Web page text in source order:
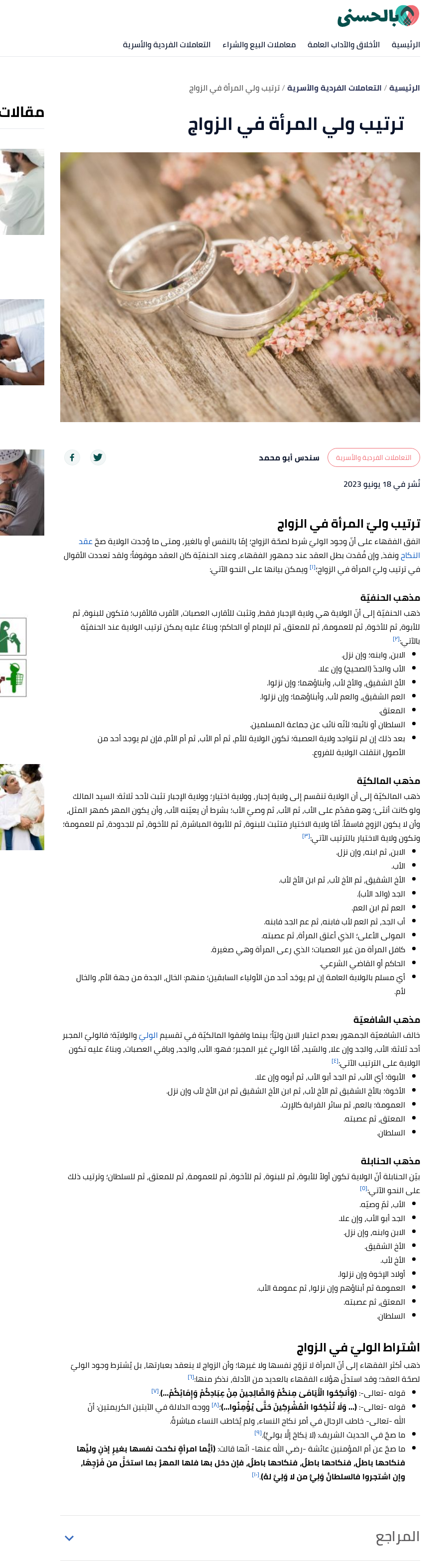
الرئيسية الأخلاق والآداب العامة معاملات البيع والشراء التعاملات الفردية والأسرية
الرئيسية التعاملات الفردية والأسرية ترتيب ولي المرأة في الزواج
ترتيب ولي المرأة في الزواج
التعاملات الفردية والأسرية
سندس أبو محمد
نُشر في 18 يونيو 2023
ترتيب وليّ المرأة في الزواج
اتفق الفقهاء على أنّ وجود الوليّ شرط لصحّة الزواج؛ إمّا بالنفس أو بالغير، ومتى ما وُجدت الولاية صحّعقد
النكاحونفذ، وإن فُقدت بطل العقد عند جمهور الفقهاء، وعند الحنفيّة كان العقد موقوفاً؛ ولقد تعددت الأقوال
في ترتيب وليّ المرأة في الزواج؛[١] ويمكن بيانها على النحو الآتي:
مذهب الحنفيّة
ذهب الحنفيّة إلى أنّ الولاية هي ولاية الإجبار فقط، وتثبت للأقارب العصبات، الأقرب فالأقرب؛ فتكون للبنوة، ثم
للأبوة، ثم للأخوة، ثم للعمومة، ثم للمعتق، ثم للإمام أو الحاكم؛ وبناءً عليه يمكن ترتيب الولاية عند الحنفيّة
بالآتي:[٢]
الابن، وابنه؛ وإن نزل.
الأب والجدّ (الصحيح) وإن علا.
الأخ الشقيق، والأخ لأب، وأبناؤهما؛ وإن نزلوا.
العم الشقيق، والعم لأب، وأبناؤهما؛ وإن نزلوا.
المعتق.
السلطان أو نائبه؛ لأنّه نائب عن جماعة المسلمين.
بعد ذلك إن لم تتواجد ولاية العصبة؛ تكون الولاية للأم، ثم أم الأب، ثم أم الأم، فإن لم يوجد أحد من
الأصول انتقلت الولاية للفروع.
مذهب المالكيّة
ذهب المالكيّة إلى أن الولاية تنقسم إلى ولاية إجبار، وولاية اختيار؛ وولاية الإجبار تثبت لأحد ثلاثة: السيد المالك
ولو كانت أنثى؛ وهو مقدّم على الأب، ثم الأب، ثم وصيّ الأب؛ بشرط أن يعيّنه الأب، وأن يكون المهر كمهر المثل،
وأن لا يكون الزوج فاسقاً. أمّا ولاية الاختيار فتثبت للبنوة، ثم للأبوة المباشرة، ثم للأخوة، ثم للجدودة، ثم للعمومة؛
وتكون ولاية الاختيار بالترتيب الآتي:[٣]
الابن، ثم ابنه، وإن نزل.
الأب.
الأخ الشقيق، ثم الأخ لأب، ثم ابن الأخ لأب.
الجد (والد الأب).
العم ثم ابن العم.
أب الجد، ثم العم لأب فابنه، ثم عم الجد فابنه.
المولى الأعلى؛ الذي أعتق المرأة، ثم عصبته.
كافل المرأة من غير العصبات؛ الذي رعى المرأة وهي صغيرة.
الحاكم أو القاضي الشرعي.
أيّ مسلم بالولاية العامة إن لم يوجَد أحد من الأولياء السابقين؛ منهم: الخال، الجدة من جهة الأم، والخال
لأم.
مذهب الشافعيّة
خالف الشافعيّة الجمهور بعدم اعتبار الابن وليّاً؛ بينما وافقوا المالكيّة في تقسيمالوليّوالولايّة؛ فالوليّ المجبر
أحد ثلاثة: الأب، والجد وإن علا، والسّيد، أمّا الوليّ غير المجبر؛ فهو: الأب، والجد، وباقي العصبات، وبناءً عليه تكون
الولاية على الترتيب الآتي:[٤]
الأبوة؛ أيّ الأب، ثم الجد أبو الأب، ثم أبوه وإن علا.
الأخوة؛ بالأخ الشقيق ثم الأخ لأب، ثم ابن الأخ الشقيق ثم ابن الأخ لأب وإن نزل.
العمومة؛ بالعم، ثم سائر القرابة كالإرث.
المعتق، ثم عصبته.
السلطان.
مذهب الحنابلة
بيّن الحنابلة أنّ الولاية تكون أولاً للأبوة، ثم للبنوة، ثم للأخوة، ثم للعمومة، ثم للمعتق، ثم للسلطان؛ وترتيب ذلك
على النحو الآتي:[٥]
الأب، ثمّ وصيّه.
الجد أبو الأب، وإن علا.
الابن وابنه، وإن نزل.
الأخ الشقيق.
الأخ لأب.
أولاد الإخوة وإن نزلوا.
العمومة ثم أبناؤهم وإن نزلوا، ثم عمومة الأب.
المعتق، ثم عصبته.
السلطان.
اشتراط الوليّ في الزواج
ذهب أكثر الفقهاء إلى أنّ المرأة لا تزوّج نفسها ولا غيرها؛ وأن الزواج لا ينعقد بعبارتها، بل يُشترط وجود الوليّ
لصحّة العقد؛ وقد استدلّ هؤلاء الفقهاء بالعديد من الأدلة، نذكر منها:[٦]
قوله -تعالى-:(وَأَنكِحُوا الْأَيَامَىٰ مِنكُمْ وَالصَّالِحِينَ مِنْ عِبَادِكُمْ وَإِمَائِكُمْ...).[٧]
قوله -تعالى-:(... وَلَا تُنْكِحُوا الْمُشْرِكِينَ حَتَّى يُؤْمِنُوا...)؛[٨]
ووجه الدلالة في الآيتين الكريمتين: أنّ
الله -تعالى- خاطب الرجال في أمر نكاح النساء، ولم يُخاطب النساء مباشرةً.
ما صحّ في الحديث الشريف: (لا نِكاحَ إلَّا بوليٍّ).[٩]
ما صحّ عن أم المؤمنين عائشة -رضي الله عنها- انّها قالت:(أيُّما امرأةٍ نكحت نفسها بغيرِ إذنِ وليِّها
فنكاحها باطلٌ، فنكاحها باطلٌ، فنكاحها باطلٌ، فإن دخل بها فلها المهرُ بما استحَلَّ من فَرْجِهَا،
وإن اشتجروا فالسلطانُ وَلِيُّ من لا وَلِيَّ لهُ).[١٠]
المراجع